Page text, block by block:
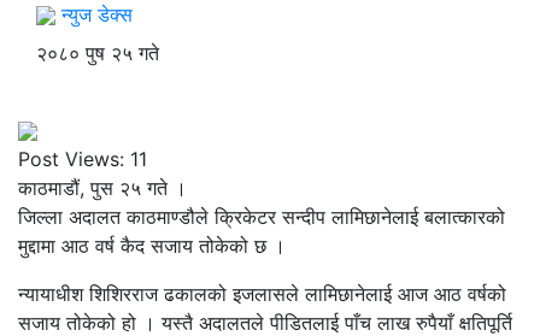
न्युज डेक्स
२०८० पुष २५ गते
Post Views: 11
काठमाडौं, पुस २५ गते ।
जिल्ला अदालत काठमाण्डौले क्रिकेटर सन्दीप लामिछानेलाई बलात्कारको
मुद्दामा आठ वर्ष कैद सजाय तोकेको छ ।
न्यायाधीश शिशिरराज ढकालको इजलासले लामिछानेलाई आज आठ वर्षको
सजाय तोकेको हो । यस्तै अदालतले पीडितलाई पाँच लाख रुपैयाँ क्षतिपूर्ति